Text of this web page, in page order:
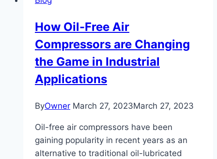
How Oil-Free Air
Compressors are Changing
the Game in Industrial
Applications
ByOwner March 27, 2023March 27, 2023
Oil-free air compressors have been
gaining popularity in recent years as an
alternative to traditional oil-lubricated